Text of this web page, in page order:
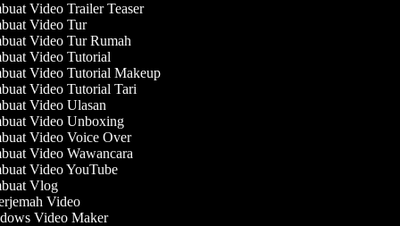
Video Trailer Teaser
Video Tur
Video Tur Rumah
Video Tutorial
Video Tutorial Makeup
Video Tutorial Tari
Video Ulasan
Video Unboxing
Video Voice Over
Video Wawancara
Video YouTube
Vlog
Video
Video Maker